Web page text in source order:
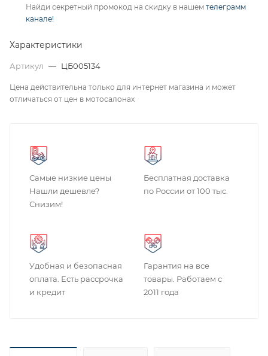
Найди секретный промокод на скидку в нашем телеграмм
канале!
Характеристики
Артикул — ЦБ005134
Цена действительна только для интернет магазина и может
отличаться от цен в мотосалонах
Самые низкие цены
Нашли дешевле?
Снизим!
Бесплатная доставка
по России от 100 тыс.
Удобная и безопасная
оплата. Есть рассрочка
и кредит
Гарантия на все
товары. Работаем с
2011 года